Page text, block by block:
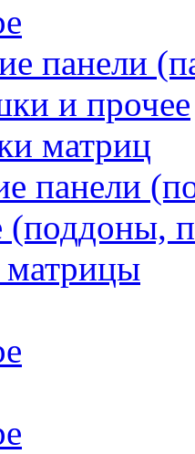
панели
и прочее
матриц
панели